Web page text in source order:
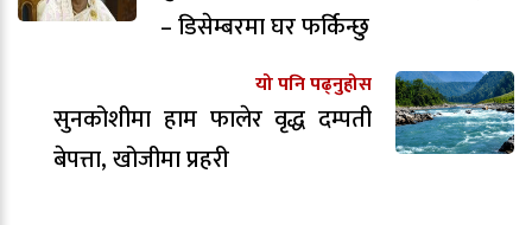
– डिसेम्बरमा घर फर्किन्छु
यो पनि पढ्नुहोस
सुनकोशीमा हाम फालेर वृद्ध दम्पती
बेपत्ता, खोजीमा प्रहरी